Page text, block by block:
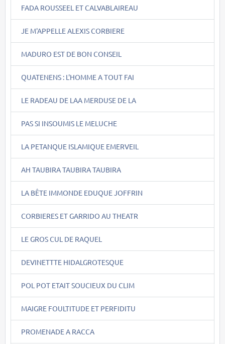
FADA ROUSSEEL ET CALVABLAIREAU
JE M'APPELLE ALEXIS CORBIERE
MADURO EST DE BON CONSEIL
QUATENENS : L'HOMME A TOUT FAI
LE RADEAU DE LAA MERDUSE DE LA
PAS SI INSOUMIS LE MELUCHE
LA PETANQUE ISLAMIQUE EMERVEIL
AH TAUBIRA TAUBIRA TAUBIRA
LA BÊTE IMMONDE EDUQUE JOFFRIN
CORBIERES ET GARRIDO AU THEATR
LE GROS CUL DE RAQUEL
DEVINETTTE HIDALGROTESQUE
POL POT ETAIT SOUCIEUX DU CLIM
MAIGRE FOULTITUDE ET PERFIDITU
PROMENADE A RACCA